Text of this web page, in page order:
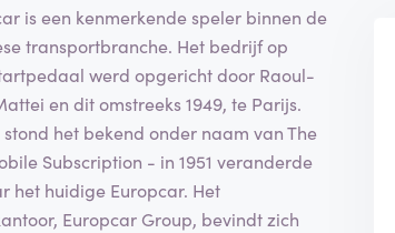
is een kenmerkende speler binnen de
transportbranche. Het bedrijf op
werd opgericht door Raoul-
en dit omstreeks 1949, te Parijs.
het bekend onder naam van The
Subscription - in 1951 veranderde
het huidige Europcar. Het
Europcar Group, bevindt zich